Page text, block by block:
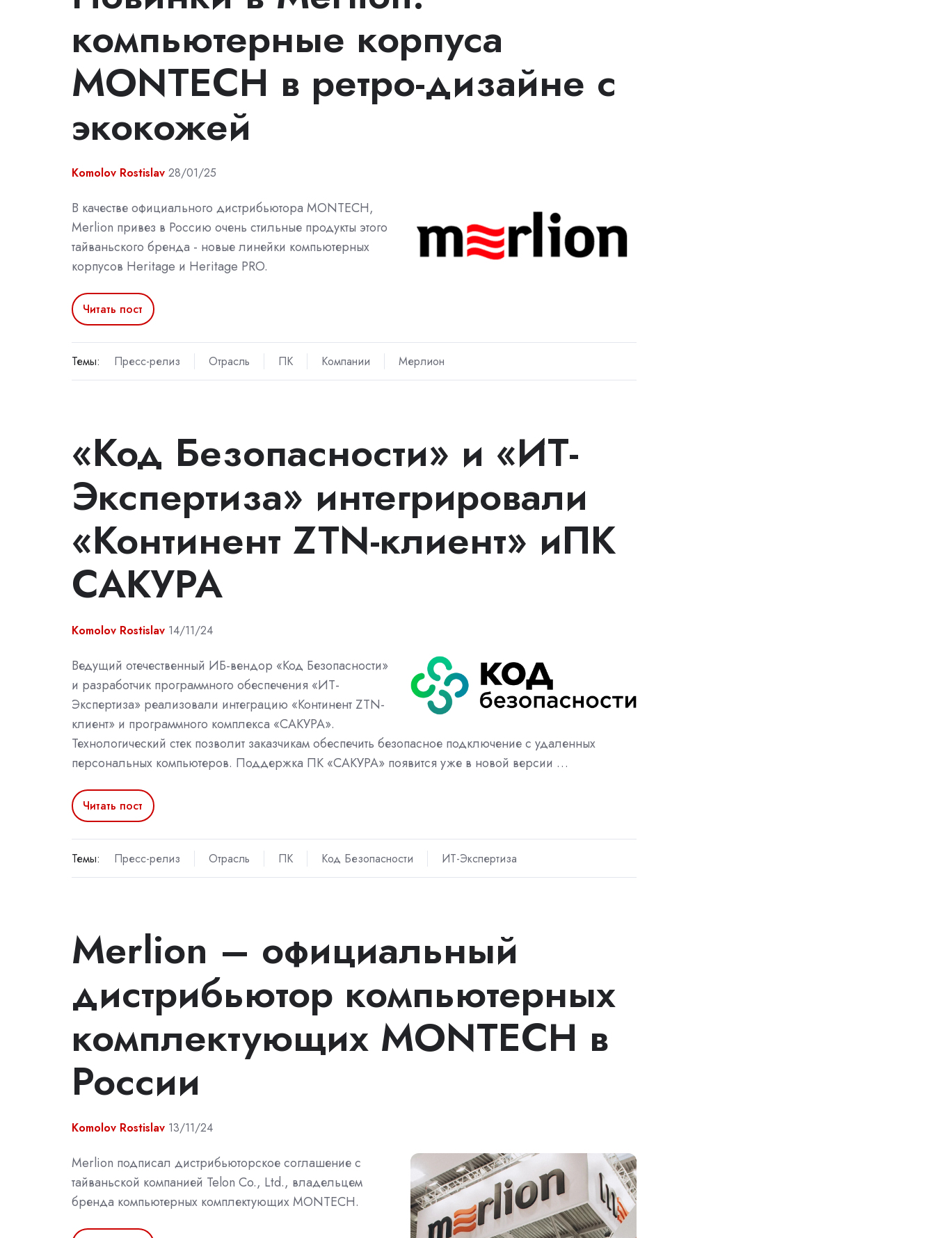
компьютерные корпуса
MONTECH в ретро-дизайне с
экокожей
Komolov Rostislav 28/01/25
В качестве официального дистрибьютора MONTECH,
Merlion привез в Россию очень стильные продукты этого
тайваньского бренда - новые линейки компьютерных
корпусов Heritage и Heritage PRO.
Читать пост
Темы: Пресс-релиз Отрасль ПК Компании Мерлион
«Код Безопасности» и «ИТ-
Экспертиза» интегрировали
«Континент ZTN-клиент» иПК
САКУРА
Komolov Rostislav 14/11/24
Ведущий отечественный ИБ-вендор «Код Безопасности»
и разработчик программного обеспечения «ИТ-
Экспертиза» реализовали интеграцию «Континент ZTN-
клиент» и программного комплекса «САКУРА».
Технологический стек позволит заказчикам обеспечить безопасное подключение с удаленных
персональных компьютеров. Поддержка ПК «САКУРА» появится уже в новой версии …
Читать пост
Темы: Пресс-релиз Отрасль ПК Код Безопасности ИТ-Экспертиза
Merlion – официальный
дистрибьютор компьютерных
комплектующих MONTECH в
России
Komolov Rostislav 13/11/24
Merlion подписал дистрибьюторское соглашение с
тайваньской компанией Telon Co., Ltd., владельцем
бренда компьютерных комплектующих MONTECH.